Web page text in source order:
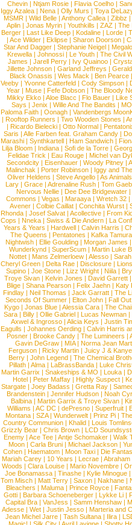
Chevin |Ntjam Rosie |Flavia Coelho |
Iggy Azalea | Nena | Olly Murs | Toya
MSMR |Wild Belle |Anthony Callea |Zibbz
Aplin | Jonas Myrin | Youthkills | ZAZ | The
Berger |Last Like Deep |Kodaline |Lorde |
|Ace Wilder |Eklipse |Sharon Doorson |
Star And Dagger | Stephanie Neigel |
Krewella | Johnossi | Le Youth | The Civil
James | Jarell Perry | Ivy Quainoo |
Jillette Johnson | Garland Jeffreys |
Black Onassis | Wes Mack | Ben Pearce
Veeby | Yvonne Catterfeld | Cody Simpson |
Year |Muse |Fefe Dobson |The Bloody
Mikky Ekko | Aloe Blacc | Flo Bauer | Like
Says | Jenix | Wille And The Bandits | MO
Paloma Faith |Oonagh |Vandenbergs
|Rooftop Runners |Two Wooden Stones |
| Ricardo Bielecki | Otto Normal |
Saris | Alle Farben feat. Graham Candy |
Marashi | Synthkartell | Ham Sandwich |
Lilja Bloom | Indiana | Sofi de la Torre |
Felidae Trick | Eau Rouge | Michel van
Secondcity |Eisenhauer |Woody Pitney |
Malinchak |Porter Robinson | Iggy and
Oliver Heldens |Steve Angello |As Animals
Lary | Grace | Adrenaline Rush | Tom
Nervous Nellie | Dee Dee Bridgewater |
Commons |Vegas |Maraaya |Wretch 32 |
Avener | Colbie Caillat | Conchita Wurst |
Rhonda | Josef Salvat | Acollective | From
Cops | Nneka | Swiss & Die Andern | La
Years & Years |Hardwell |Calvin Harris |
The Queens | Pentatones | Kafka Tamura
Nightwish |Ellie Goulding |Morgan James
Wunderkynd | SuperScum | Martin Luke
Nottet |Mans Zelmerloew |Alesso |
Cheryl Green |Delta Rae |Disclosure |
Supino |Joe Stone |Lizz Wright |Niila |
Troye Sivan | Kelvin Jones | David Garrett
Blige | Shana Pearson | Felix Jaehn | Katy
Findlay |Neil Thomas |Jack Garratt |The
Seconds Of Summer |Elton John |Fall
Kygo |Jonas Blue |Alessia Cara |The
Sara |Billy |Ollie Gabriel |Lucas Newman |
Axwel & Ingrosso | Alicia Keys | Justin
Eagulls |Johannes Oerding |Calvin Harris
Posner |Brooke Candy |The Lumineers |
Gavin DeGraw | MIA| Norma Jean
Ferguson | Ricky Martin | Juicy J &
Berry | John Legend | The Chemical
Pillath |Alma |LaBrassBanda |Luke
Martin Garrix | Snakeships & MO | Louka |
Hotel | Peter Maffay | Highly Suspect |
Stargate |Joey Badass |Gretta Ray |
Brandenstein |Jennifer Hudson |Noah
Balbina | Martin Garrix & Troye Sivan |
Williams |AC DC |dePresno |Superfruit |
Montana |SZA|Wunderwelt |Prinz Pi |
Country Communion | Khalid | Louis
Grizzly Bear | Chris Brown | LCD
Enemy | Ace Tee | Antje Schomaker | Walk
Moon |Carla Bruni |Michael Jackson |
Cohen |Haematom |Moon Taxi |Die
Mariah Carey | 10 Years | Lecrae | Abraham
Woods |Clara Louise |Mario Novembre |
Joe Bonamassa | Tinashe | Kylie Minogue |
Tom Misch |Matt Terry |Saxon |Nakhane |
Bleachers | Maluma | Prince Royce |
Gotti |Barbara Schoeneberger |Lykke Li |
Capital Bra |VanJess |Samm Henshaw |
Adesse |Wet |Justin Jesso |Marteria and
Jean Michel Jarre |Tash Sultana | Ilira |